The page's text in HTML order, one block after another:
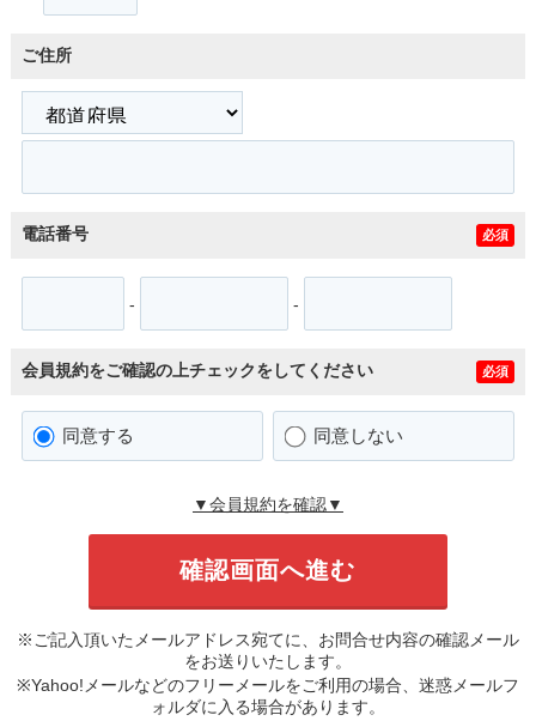
ご住所
電話番号 必須
- -
会員規約をご確認の上チェックをしてください 必須
同意する 同意しない
▼会員規約を確認▼
※ご記入頂いたメールアドレス宛てに、お問合せ内容の確認メール
をお送りいたします。
※Yahoo!メールなどのフリーメールをご利用の場合、迷惑メールフ
ォルダに入る場合があります。